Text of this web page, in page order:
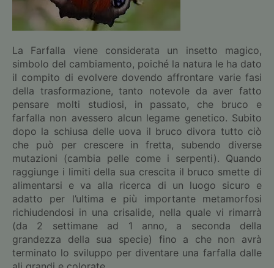
La Farfalla viene considerata un insetto magico,
simbolo del cambiamento, poiché la natura le ha dato
il compito di evolvere dovendo affrontare varie fasi
della trasformazione, tanto notevole da aver fatto
pensare molti studiosi, in passato, che bruco e
farfalla non avessero alcun legame genetico. Subito
dopo la schiusa delle uova il bruco divora tutto ciò
che può per crescere in fretta, subendo diverse
mutazioni (cambia pelle come i serpenti). Quando
raggiunge i limiti della sua crescita il bruco smette di
alimentarsi e va alla ricerca di un luogo sicuro e
adatto per l’ultima e più importante metamorfosi
richiudendosi in una crisalide, nella quale vi rimarrà
(da 2 settimane ad 1 anno, a seconda della
grandezza della sua specie) fino a che non avrà
terminato lo sviluppo per diventare una farfalla dalle